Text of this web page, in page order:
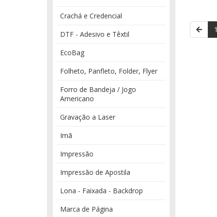
Crachá e Credencial
DTF - Adesivo e Têxtil
EcoBag
Folheto, Panfleto, Folder, Flyer
Forro de Bandeja / Jogo
Americano
Gravação a Laser
Imã
Impressão
Impressão de Apostila
Lona - Faixada - Backdrop
Marca de Página